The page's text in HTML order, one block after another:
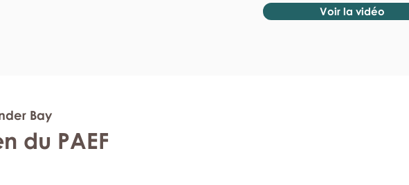
Voir la vidéo
Bay
du PAEF